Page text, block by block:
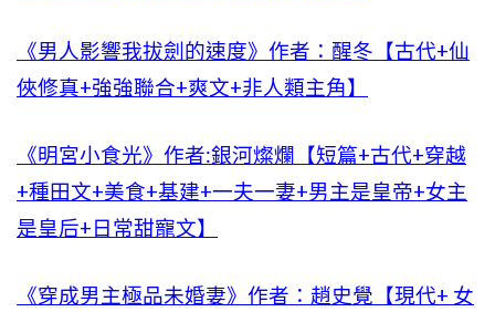
《男人影響我拔劍的速度》作者：醒冬【古代+仙
俠修真+強強聯合+爽文+非人類主角】
《明宮小食光》作者:銀河燦爛【短篇+古代+穿越
+種田文+美食+基建+一夫一妻+男主是皇帝+女主
是皇后+日常甜寵文】
《穿成男主極品未婚妻》作者：趙史覺【現代+ 女